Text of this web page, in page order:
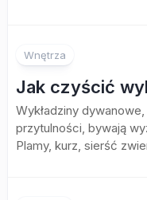
Wnętrza
Jak czyścić
Wykładziny
przytulności, bywają
Plamy, kurz, sierść